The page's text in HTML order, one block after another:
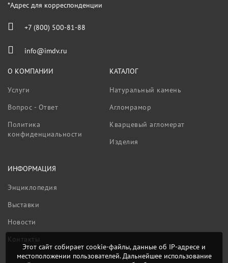
*Адрес для корреспонденции
+7 (800) 500-81-88
info@imdv.ru
О КОМПАНИИ
Услуги
Вопрос - Ответ
Политика
конфиденциальности
КАТАЛОГ
Натуральный камень
Агломрамор
Кварцевый агломерат
Изделия
ИНФОРМАЦИЯ
Энциклопедия
Выставки
Новости
Контакты
Этот сайт собирает cookie-файлы, данные об IP-адресе и
местоположении пользователей. Дальнейшее использование